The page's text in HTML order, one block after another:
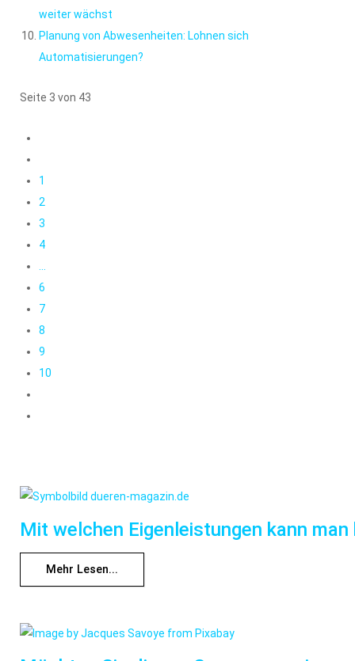
weiter wächst
Planung von Abwesenheiten: Lohnen sich
Automatisierungen?
Seite 3 von 43
1
2
3
4
...
6
7
8
9
10
Mit welchen Eigenleistungen kann
Mehr Lesen...